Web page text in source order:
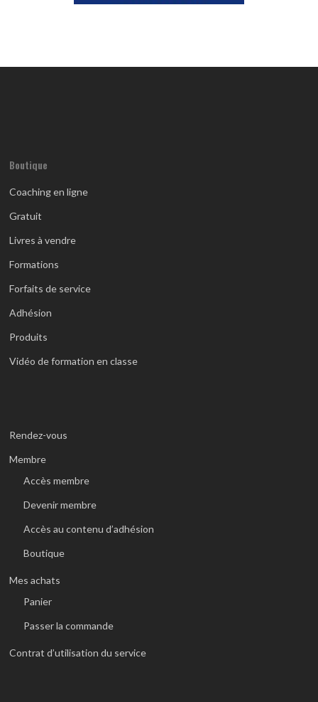
Boutique
Coaching en ligne
Gratuit
Livres à vendre
Formations
Forfaits de service
Adhésion
Produits
Vidéo de formation en classe
Rendez-vous
Membre
Accès membre
Devenir membre
Accès au contenu d’adhésion
Boutique
Mes achats
Panier
Passer la commande
Contrat d’utilisation du service